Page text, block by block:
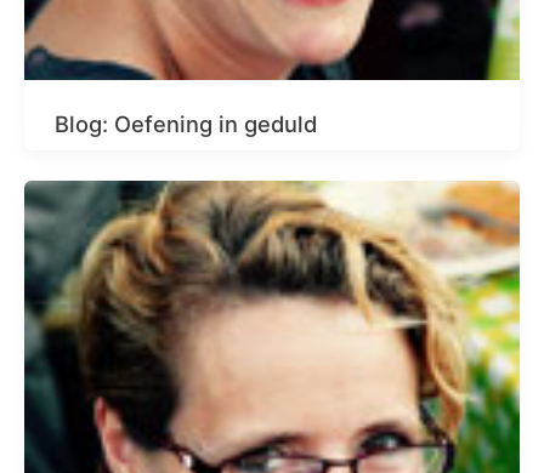
Blog: Oefening in geduld